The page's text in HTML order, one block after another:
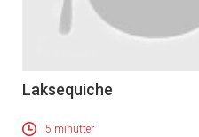
Laksequiche
5 minutter